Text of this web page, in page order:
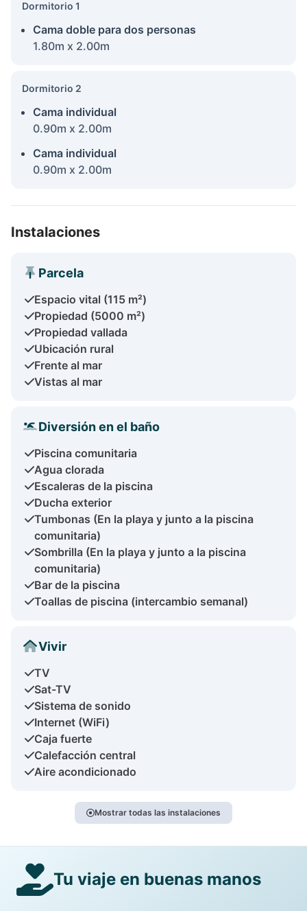
Dormitorio 1
Cama doble para dos personas
1.80m x 2.00m
Dormitorio 2
Cama individual
0.90m x 2.00m
Cama individual
0.90m x 2.00m
Instalaciones
Parcela
Espacio vital (115 m²)
Propiedad (5000 m²)
Propiedad vallada
Ubicación rural
Frente al mar
Vistas al mar
Diversión en el baño
Piscina comunitaria
Agua clorada
Escaleras de la piscina
Ducha exterior
Tumbonas (En la playa y junto a la piscina
comunitaria)
Sombrilla (En la playa y junto a la piscina
comunitaria)
Bar de la piscina
Toallas de piscina (intercambio semanal)
Vivir
TV
Sat-TV
Sistema de sonido
Internet (WiFi)
Caja fuerte
Calefacción central
Aire acondicionado
Mostrar todas las instalaciones
Tu viaje en buenas manos